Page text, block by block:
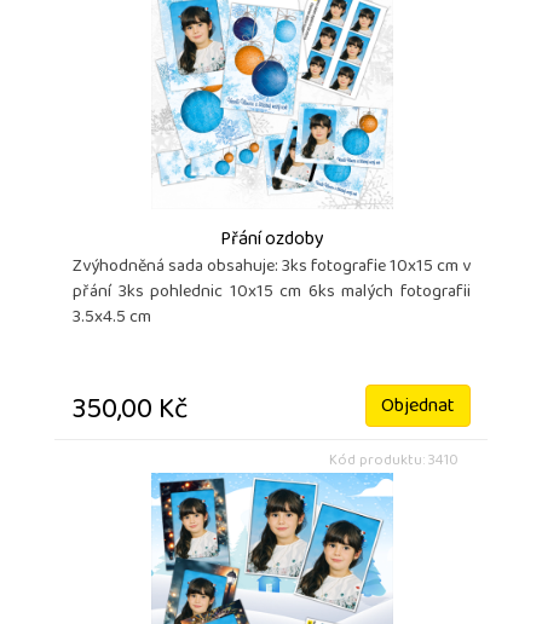
Přání ozdoby
Zvýhodněná sada obsahuje: 3ks fotografie 10x15 cm v
přání 3ks pohlednic 10x15 cm 6ks malých fotografii
3.5x4.5 cm
350,00 Kč Objednat
Kód produktu: 3410